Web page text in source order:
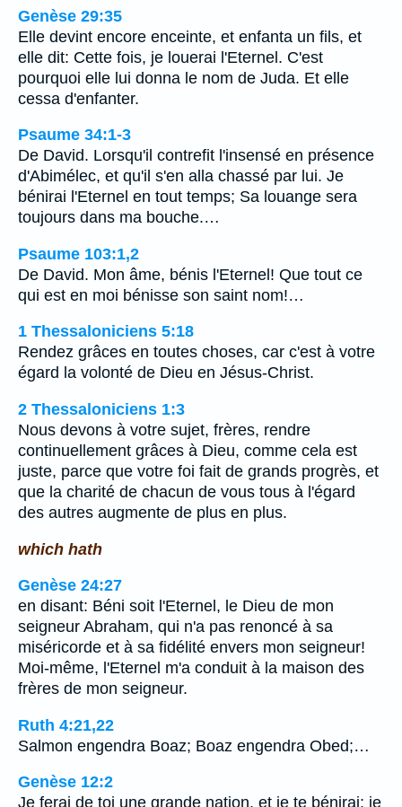
Genèse 29:35
Elle devint encore enceinte, et enfanta un fils, et
elle dit: Cette fois, je louerai l'Eternel. C'est
pourquoi elle lui donna le nom de Juda. Et elle
cessa d'enfanter.
Psaume 34:1-3
De David. Lorsqu'il contrefit l'insensé en présence
d'Abimélec, et qu'il s'en alla chassé par lui. Je
bénirai l'Eternel en tout temps; Sa louange sera
toujours dans ma bouche.…
Psaume 103:1,2
De David. Mon âme, bénis l'Eternel! Que tout ce
qui est en moi bénisse son saint nom!…
1 Thessaloniciens 5:18
Rendez grâces en toutes choses, car c'est à votre
égard la volonté de Dieu en Jésus-Christ.
2 Thessaloniciens 1:3
Nous devons à votre sujet, frères, rendre
continuellement grâces à Dieu, comme cela est
juste, parce que votre foi fait de grands progrès, et
que la charité de chacun de vous tous à l'égard
des autres augmente de plus en plus.
which hath
Genèse 24:27
en disant: Béni soit l'Eternel, le Dieu de mon
seigneur Abraham, qui n'a pas renoncé à sa
miséricorde et à sa fidélité envers mon seigneur!
Moi-même, l'Eternel m'a conduit à la maison des
frères de mon seigneur.
Ruth 4:21,22
Salmon engendra Boaz; Boaz engendra Obed;…
Genèse 12:2
Je ferai de toi une grande nation, et je te bénirai; je